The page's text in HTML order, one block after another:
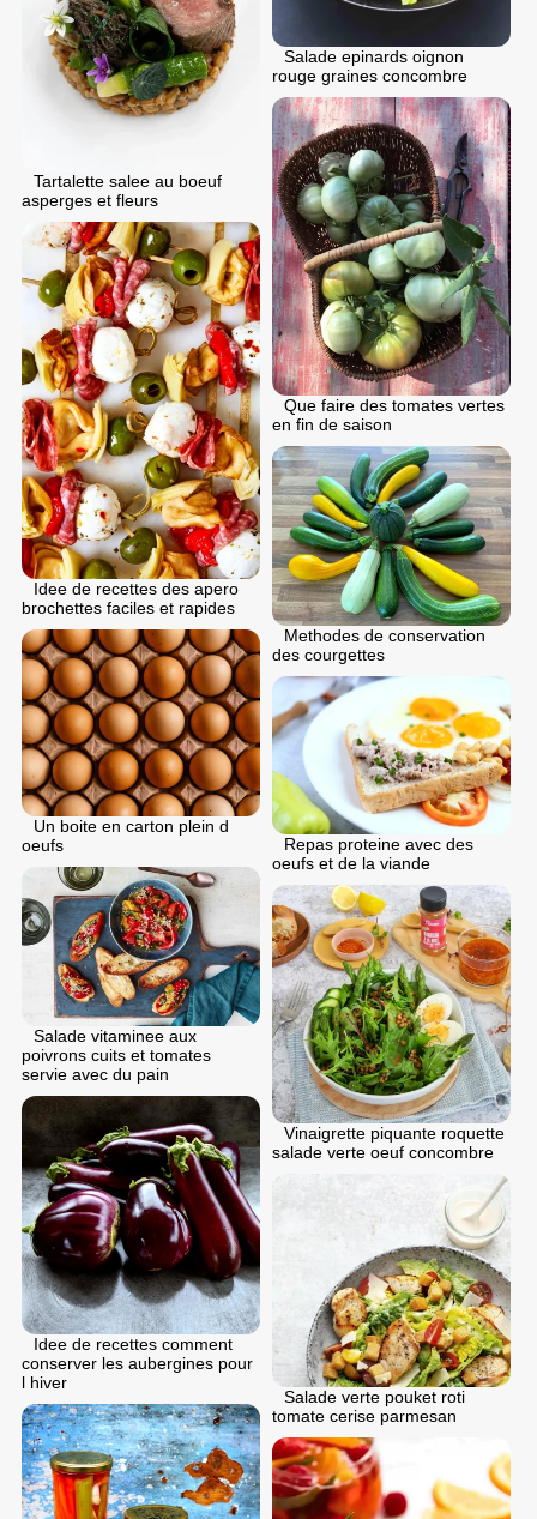
Salade epinards oignon
rouge graines concombre
Tartalette salee au boeuf
asperges et fleurs
Que faire des tomates vertes
en fin de saison
Idee de recettes des apero
brochettes faciles et rapides
Methodes de conservation
des courgettes
Un boite en carton plein d
oeufs
Repas proteine avec des
oeufs et de la viande
Salade vitaminee aux
poivrons cuits et tomates
servie avec du pain
Vinaigrette piquante roquette
salade verte oeuf concombre
Idee de recettes comment
conserver les aubergines pour
l hiver
Salade verte pouket roti
tomate cerise parmesan